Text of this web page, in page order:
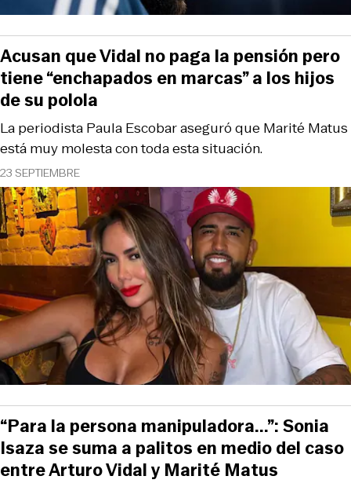
23 SEPTIEMBRE
La periodista Paula Escobar aseguró que Marité Matus
está muy molesta con toda esta situación.
Acusan que Vidal no paga la pensión pero
tiene “enchapados en marcas” a los hijos
de su polola
“Para la persona manipuladora...”: Sonia
Isaza se suma a palitos en medio del caso
entre Arturo Vidal y Marité Matus